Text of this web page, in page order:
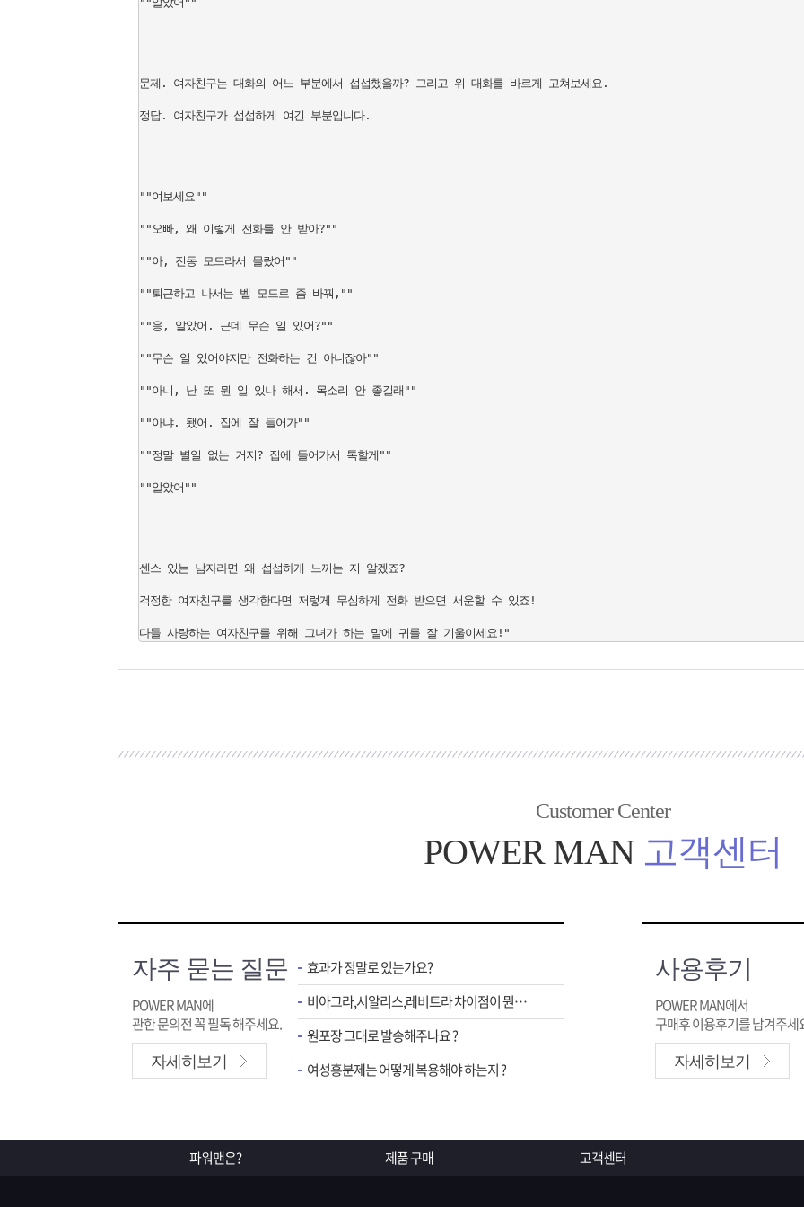
문제. 여자친구는 대화의 어느 부분에서 섭섭했을까? 그리고 위 대화를 바르게 고쳐보세요.
정답. 여자친구가 섭섭하게 여긴 부분입니다.
""여보세요""
""오빠, 왜 이렇게 전화를 안 받아?""
""아, 진동 모드라서 몰랐어""
""퇴근하고 나서는 벨 모드로 좀 바꿔,""
""응, 알았어. 근데 무슨 일 있어?""
""무슨 일 있어야지만 전화하는 건 아니잖아""
""아니, 난 또 뭔 일 있나 해서. 목소리 안 좋길래""
""아냐. 됐어. 집에 잘 들어가""
""정말 별일 없는 거지? 집에 들어가서 톡할게""
""알았어""
센스 있는 남자라면 왜 섭섭하게 느끼는 지 알겠죠?
걱정한 여자친구를 생각한다면 저렇게 무심하게 전화 받으면 서운할 수 있죠!
Customer Center
POWER MAN 고객센터
자주 묻는 질문
POWER MAN에
관한 문의전 꼭 필독 해주세요.
자세히보기
효과가 정말로 있는가요?
비아그라,시알리스,레비트라 차이점이 뭔가요 ?
원포장 그대로 발송해주나요 ?
여성흥분제는 어떻게 복용해야 하는지 ?
사용후기
POWER MAN에서
구매후 이용후기를 남겨주세
자세히보기
파워맨은? 제품 구매 고객센터